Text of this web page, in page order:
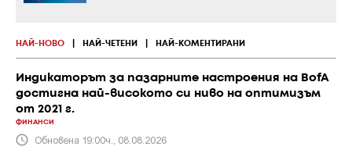
НАЙ-НОВО НАЙ-ЧЕТЕНИ НАЙ-КОМЕНТИРАНИ
Индикаторът за пазарните настроения на BofA
достигна най-високото си ниво на оптимизъм
от 2021 г.
ФИНАНСИ
Обновена 19:00ч., 08.08.2026